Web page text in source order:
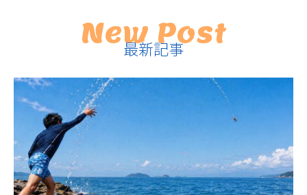
New Post
最新記事